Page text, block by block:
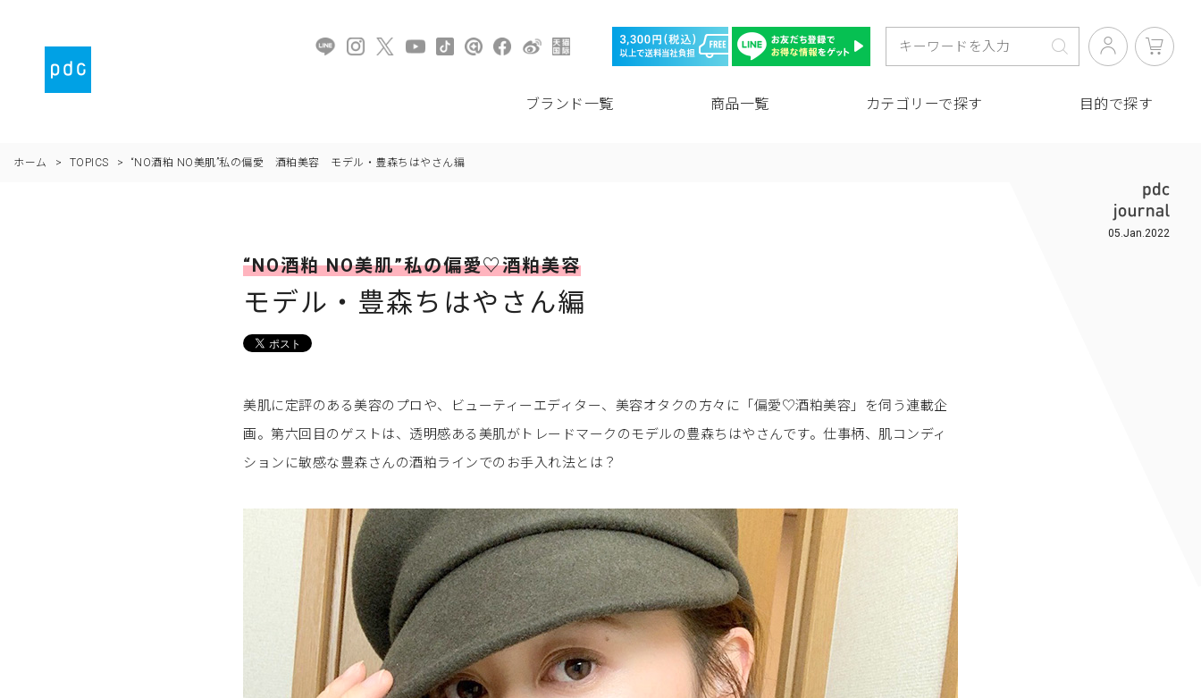
ブランド一覧 商品一覧 カテゴリーで探す 目的で探す
ホーム > TOPICS > “NO酒粕 NO美肌”私の偏愛 酒粕美容 モデル・豊森ちはやさん編
05.Jan.2022
“NO酒粕 NO美肌”私の偏愛♡酒粕美容
モデル・豊森ちはやさん編
美肌に定評のある美容のプロや、ビューティーエディター、美容オタクの方々に「偏愛♡酒粕美容」を伺う連載企
画。第六回目のゲストは、透明感ある美肌がトレードマークのモデルの豊森ちはやさんです。仕事柄、肌コンディ
ションに敏感な豊森さんの酒粕ラインでのお手入れ法とは？